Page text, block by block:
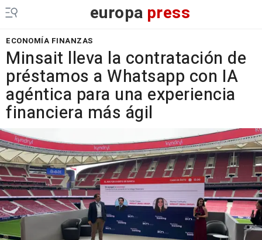
europa press
ECONOMÍA FINANZAS
Minsait lleva la contratación de
préstamos a Whatsapp con IA
agéntica para una experiencia
financiera más ágil